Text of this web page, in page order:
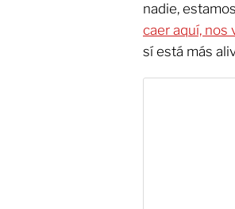
nadie,
caer aquí, nos
sí está más